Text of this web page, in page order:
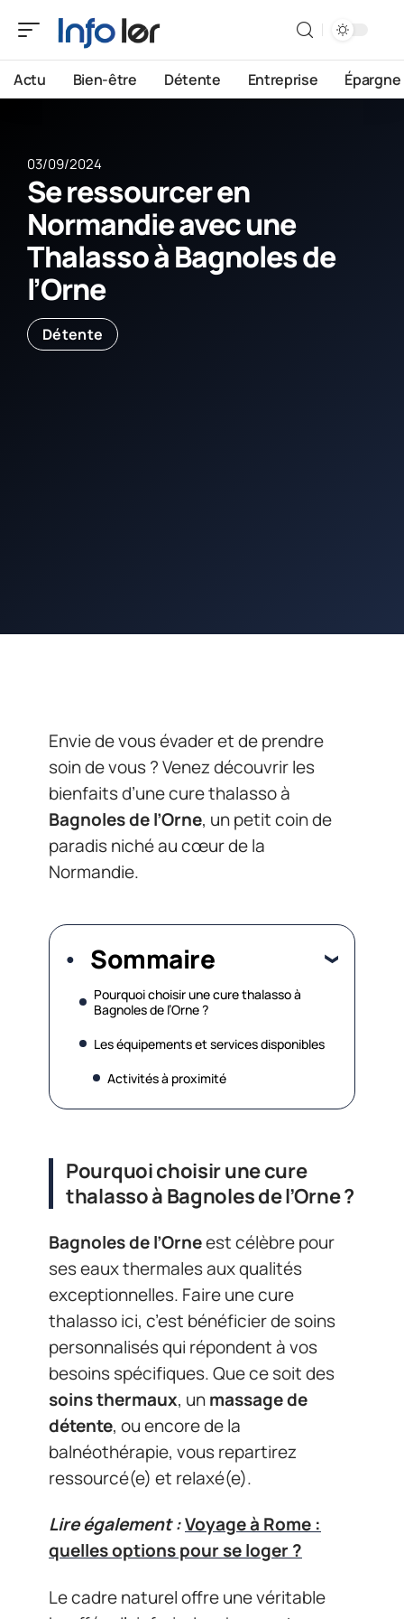
Actu Bien-être Détente Entreprise Épargne
03/09/2024
Se ressourcer en
Normandie avec une
Thalasso à Bagnoles de
l’Orne
Détente
Envie de vous évader et de prendre
soin de vous ? Venez découvrir les
bienfaits d’une cure thalasso à
Bagnoles de l’Orne, un petit coin de
paradis niché au cœur de la
Normandie.
Sommaire
Pourquoi choisir une cure thalasso à
Bagnoles de l’Orne ?
Les équipements et services disponibles
Activités à proximité
Pourquoi choisir une cure
thalasso à Bagnoles de l’Orne ?
Bagnoles de l’Orneest célèbre pour
ses eaux thermales aux qualités
exceptionnelles. Faire une cure
thalasso ici, c’est bénéficier de soins
personnalisés qui répondent à vos
besoins spécifiques. Que ce soit des
soins thermaux, unmassage de
détente, ou encore de la
balnéothérapie, vous repartirez
ressourcé(e) et relaxé(e).
Lire également :Voyage à Rome :
quelles options pour se loger ?
Le cadre naturel offre une véritable